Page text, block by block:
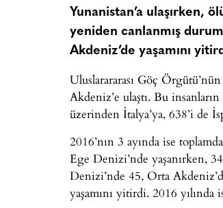
Yunanistan’a ulaşırken,
yeniden canlanmış
Akdeniz’de yaşamını
Uluslarararası Göç
Akdeniz’e ulaştı. Bu
üzerinden İtalya’ya, 638’i de
2016’nın 3 ayında ise
Ege Denizi’nde yaşanırken,
Denizi’nde 45, Orta
yaşamını yitirdi. 2016